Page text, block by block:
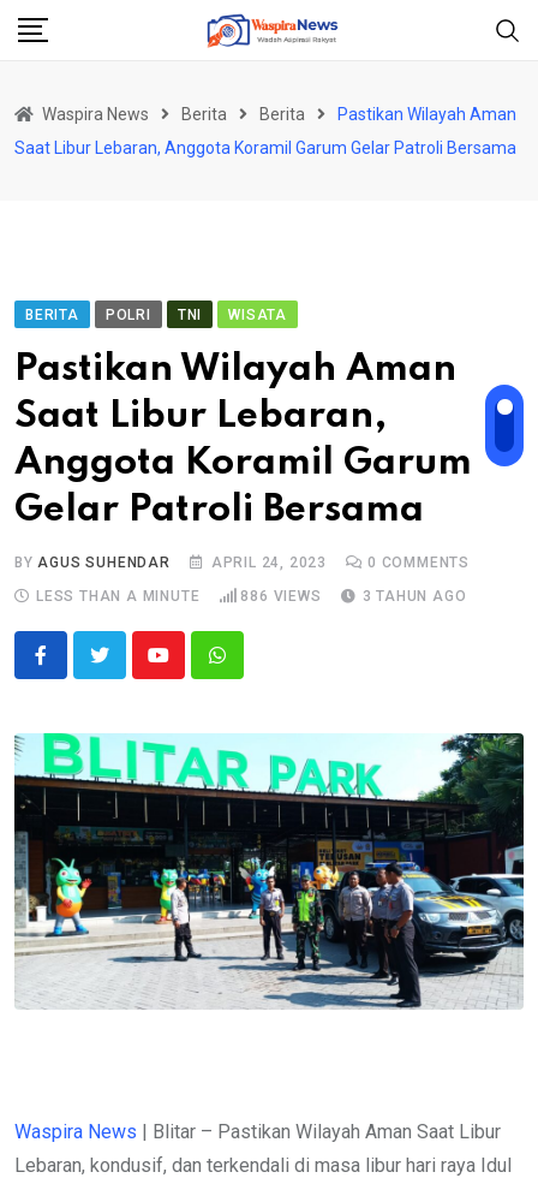
Skip
Waspira News Berita Berita
Pastikan Wilayah Aman
Saat Libur Lebaran, Anggota Koramil Garum Gelar Patroli Bersama
BERITA POLRI TNI WISATA
Pastikan Wilayah Aman
Saat Libur Lebaran,
Anggota Koramil Garum
Gelar Patroli Bersama
BYAGUS SUHENDAR APRIL 24, 2023 0 COMMENTS
LESS THAN A MINUTE
886 VIEWS 3 TAHUN AGO
YoutubeWhatsapp
Waspira News | Blitar – Pastikan Wilayah Aman Saat Libur
Lebaran, kondusif, dan terkendali di masa libur hari raya Idul